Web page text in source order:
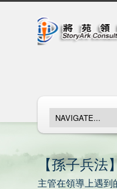
【孫子兵法
主管在領導上遇到